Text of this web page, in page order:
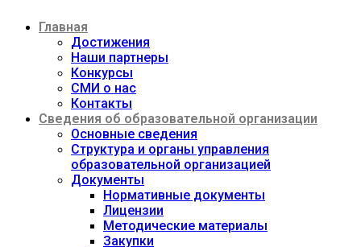
содержимому
Главная
Достижения
Наши партнеры
Конкурсы
СМИ о нас
Контакты
Сведения об образовательной организации
Основные сведения
Структура и органы управления
образовательной организацией
Документы
Нормативные документы
Лицензии
Методические материалы
Закупки